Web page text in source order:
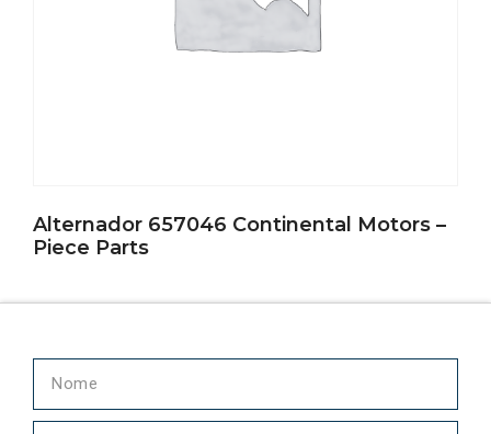
Alternador 657046 Continental Motors –
Piece Parts